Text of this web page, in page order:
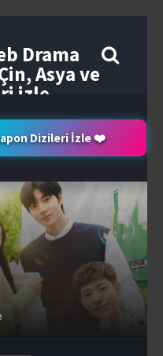
Drama
Asya ve
izle
Dizileri İzle ❤️